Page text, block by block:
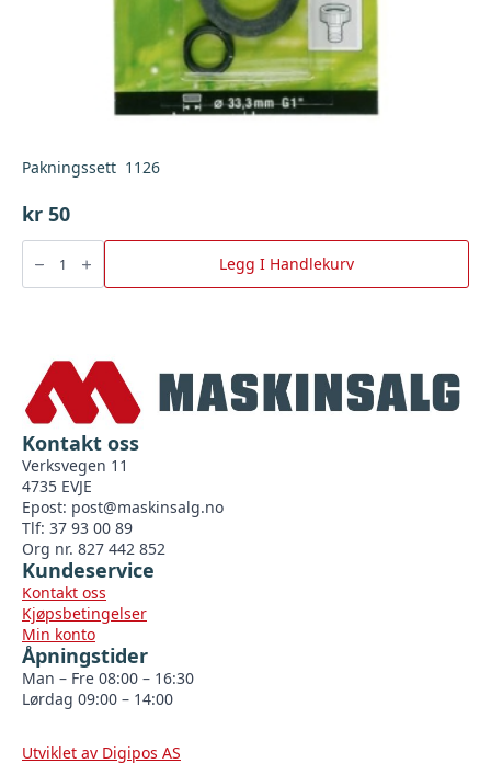
Pakningssett 1126
kr 50
Pakningssett
antall Legg I Handlekurv
Kontakt oss
Verksvegen 11
4735 EVJE
Epost: post@maskinsalg.no
Tlf: 37 93 00 89
Org nr. 827 442 852
Kundeservice
Kontakt oss
Kjøpsbetingelser
Min konto
Åpningstider
Man – Fre 08:00 – 16:30
Lørdag 09:00 – 14:00
Utviklet av Digipos AS